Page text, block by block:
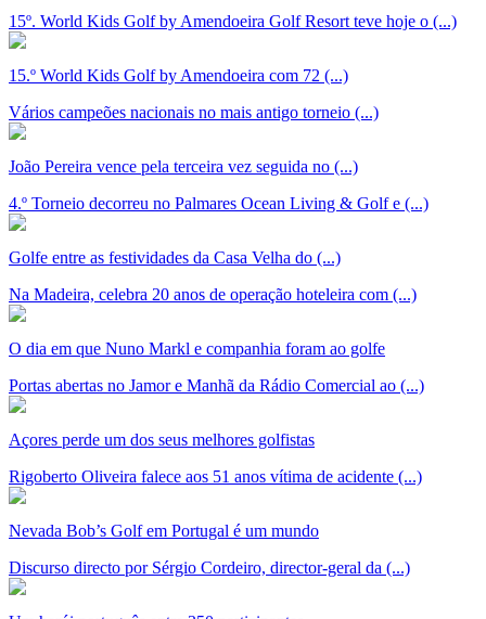
15º. World Kids Golf by Amendoeira Golf Resort teve hoje o (...)
15.º World Kids Golf by Amendoeira com 72 (...)
Vários campeões nacionais no mais antigo torneio (...)
João Pereira vence pela terceira vez seguida no (...)
4.º Torneio decorreu no Palmares Ocean Living & Golf e (...)
Golfe entre as festividades da Casa Velha do (...)
Na Madeira, celebra 20 anos de operação hoteleira com (...)
O dia em que Nuno Markl e companhia foram ao golfe
Portas abertas no Jamor e Manhã da Rádio Comercial ao (...)
Açores perde um dos seus melhores golfistas
Rigoberto Oliveira falece aos 51 anos vítima de acidente (...)
Nevada Bob’s Golf em Portugal é um mundo
Discurso directo por Sérgio Cordeiro, director-geral da (...)